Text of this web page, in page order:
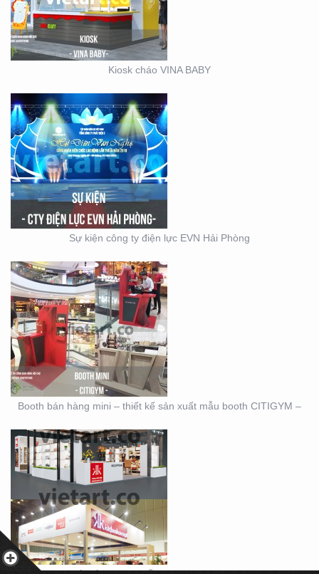
Kiosk cháo VINA BABY
Sự kiện công ty điện lực EVN Hải Phòng
BOOTH BÁN HÀNG MINI
– THIẾT KẾ SẢN XUẤT
MẪU BOOTH CITIGYM –
Booth bán hàng mini – thiết kế sản xuất mẫu booth CITIGYM –
THIẾT KẾ THI CÔNG
MẪU GIAN KITCHEN
KONCEPT
CÁCH TẠO RA THIẾT KẾ
GRADIENT HOÀN HẢO